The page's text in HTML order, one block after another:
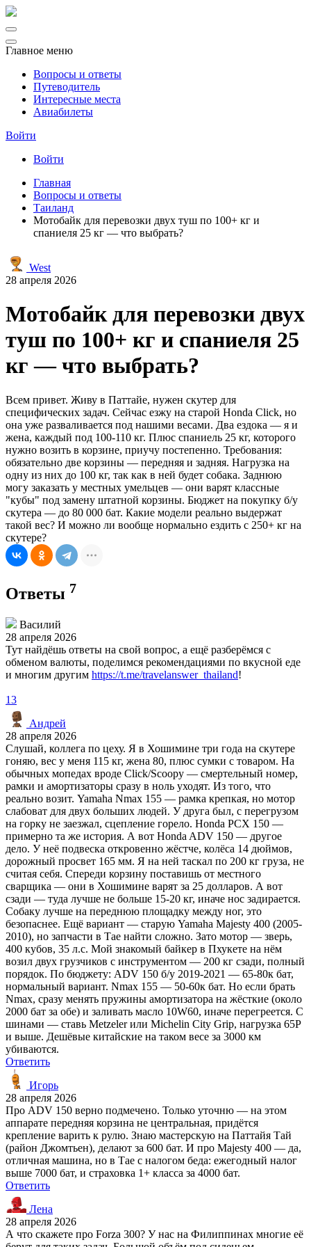
Главное меню
Вопросы и ответы
Путеводитель
Интересные места
Авиабилеты
Войти
Войти
Главная
Вопросы и ответы
Таиланд
Мотобайк для перевозки двух туш по 100+ кг и
спаниеля 25 кг — что выбрать?
West
28 апреля 2026
Мотобайк для перевозки двух
туш по 100+ кг и спаниеля 25
кг — что выбрать?
Всем привет. Живу в Паттайе, нужен скутер для
специфических задач. Сейчас езжу на старой Honda Click, но
она уже разваливается под нашими весами. Два ездока — я и
жена, каждый под 100-110 кг. Плюс спаниель 25 кг, которого
нужно возить в корзине, приучу постепенно. Требования:
обязательно две корзины — передняя и задняя. Нагрузка на
одну из них до 100 кг, так как в ней будет собака. Заднюю
могу заказать у местных умельцев — они варят классные
"кубы" под замену штатной корзины. Бюджет на покупку б/у
скутера — до 80 000 бат. Какие модели реально выдержат
такой вес? И можно ли вообще нормально ездить с 250+ кг на
скутере?
Ответы 7
Василий
28 апреля 2026
Тут найдёшь ответы на свой вопрос, а ещё разберёмся с
обменом валюты, поделимся рекомендациями по вкусной еде
и многим другим https://t.me/travelanswer_thailand!
13
Андрей
28 апреля 2026
Слушай, коллега по цеху. Я в Хошимине три года на скутере
гоняю, вес у меня 115 кг, жена 80, плюс сумки с товаром. На
обычных мопедах вроде Click/Scoopy — смертельный номер,
рамки и амортизаторы сразу в ноль уходят. Из того, что
реально возит. Yamaha Nmax 155 — рамка крепкая, но мотор
слабоват для двух больших людей. У друга был, с перегрузом
на горку не заезжал, сцепление горело. Honda PCX 150 —
примерно та же история. А вот Honda ADV 150 — другое
дело. У неё подвеска откровенно жёстче, колёса 14 дюймов,
дорожный просвет 165 мм. Я на ней таскал по 200 кг груза, не
считая себя. Спереди корзину поставишь от местного
сварщика — они в Хошимине варят за 25 долларов. А вот
сзади — туда лучше не больше 15-20 кг, иначе нос задирается.
Собаку лучше на переднюю площадку между ног, это
безопаснее. Ещё вариант — старую Yamaha Majesty 400 (2005-
2010), но запчасти в Тае найти сложно. Зато мотор — зверь,
400 кубов, 35 л.с. Мой знакомый байкер в Пхукете на нём
возил двух грузчиков с инструментом — 200 кг сзади, полный
порядок. По бюджету: ADV 150 б/у 2019-2021 — 65-80к бат,
нормальный вариант. Nmax 155 — 50-60к бат. Но если брать
Nmax, сразу менять пружины амортизатора на жёсткие (около
2000 бат за обе) и заливать масло 10W60, иначе перегреется. С
шинами — ставь Metzeler или Michelin City Grip, нагрузка 65P
и выше. Дешёвые китайские на таком весе за 3000 км
убиваются.
Ответить
Игорь
28 апреля 2026
Про ADV 150 верно подмечено. Только уточню — на этом
аппарате передняя корзина не центральная, придётся
крепление варить к рулю. Знаю мастерскую на Паттайя Тай
(район Джомтьен), делают за 600 бат. И про Majesty 400 — да,
отличная машина, но в Тае с налогом беда: ежегодный налог
выше 7000 бат, и страховка 1+ класса за 4000 бат.
Ответить
Лена
28 апреля 2026
А что скажете про Forza 300? У нас на Филиппинах многие её